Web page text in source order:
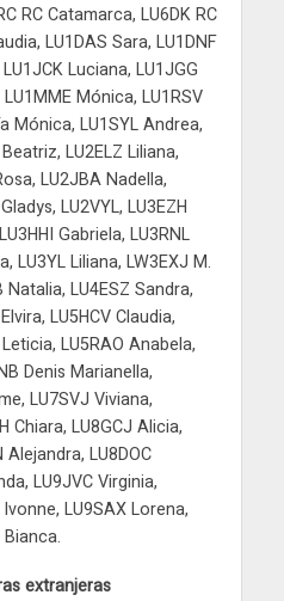
RC Catamarca, LU6DK RC
LU1DAS Sara, LU1DNF
Luciana, LU1JGG
Mónica, LU1RSV
Mónica, LU1SYL Andrea,
LU2ELZ Liliana,
LU2JBA Nadella,
LU2VYL, LU3EZH
Gabriela, LU3RNL
LU3YL Liliana, LW3EXJ M.
LU4ESZ Sandra,
LU5HCV Claudia,
LU5RAO Anabela,
Denis Marianella,
LU7SVJ Viviana,
Chiara, LU8GCJ Alicia,
LU8DOC
LU9JVC Virginia,
LU9SAX Lorena,
Bianca.
extranjeras